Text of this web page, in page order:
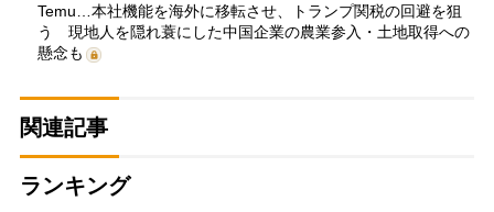
Temu…本社機能を海外に移転させ、トランプ関税の回避を狙
う 現地人を隠れ蓑にした中国企業の農業参入・土地取得への
懸念も
関連記事
ランキング